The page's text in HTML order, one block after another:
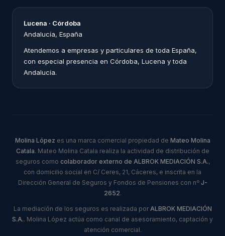
Lucena · Córdoba
Andalucía, España
Atendemos a empresas y particulares de toda España,
con especial presencia en Córdoba, Lucena y toda
Andalucía.
Molina López es una marca comercial propiedad de Mateo Molina
Catala. Mateo Molina Catala realiza la actividad de distribución de
seguros como colaborador externo de ALBROK MEDIACIÓN S.A.,
con domicilio social en C/ Ceres, 21, Cáceres, e inscrita en la
Dirección General de Seguros y Fondos de Pensiones con nº J-
2652.
La mediación de los seguros es realizada por ALBROK MEDIACIÓN
S.A.. Molina López actúa como canal de asesoramiento, captación y
atención comercial.